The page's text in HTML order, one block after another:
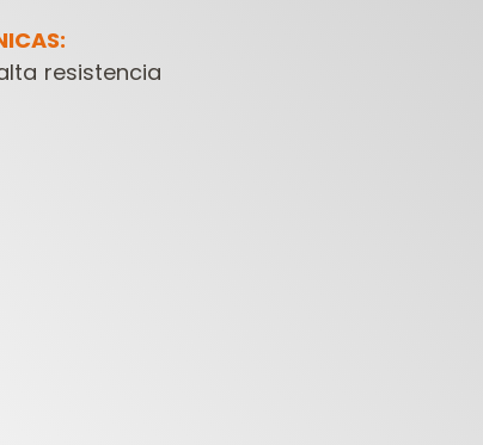
resistencia